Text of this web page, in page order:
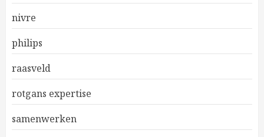
nivre
philips
raasveld
rotgans expertise
samenwerken